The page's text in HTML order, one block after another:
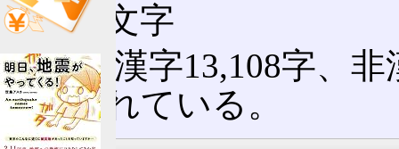
拡張文字
結果、漢字13,108字、
収録されている。